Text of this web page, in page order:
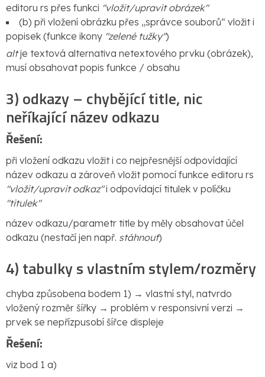
editoru rs přes funkci "vložit/upravit obrázek"
(b) při vložení obrázku přes „správce souborů“ vložit i
popisek (funkce ikony "zelené tužky")
altje textová alternativa netextového prvku (obrázek),
musí obsahovat popis funkce / obsahu
3) odkazy – chybějící title, nic
neříkající název odkazu
Řešení:
při vložení odkazu vložit i co nejpřesnější odpovídající
název odkazu a zároveň vložit pomocí funkce editoru rs
"vložit/upravit odkaz"i odpovídajcí titulek v políčku
"titulek"
název odkazu/parametr title by měly obsahovat účel
odkazu (nestačí jen např. stáhnout)
4) tabulky s vlastním stylem/rozměry
chyba způsobena bodem 1) → vlastní styl, natvrdo
vložený rozměr šířky → problém v responsivní verzi →
prvek se nepřízpusobí šířce displeje
Řešení:
viz bod 1 a)